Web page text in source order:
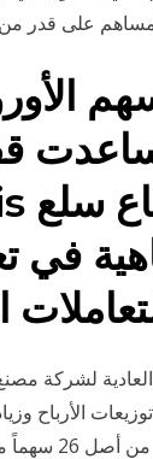
إذ
لشركة
الأرباح
بيروت